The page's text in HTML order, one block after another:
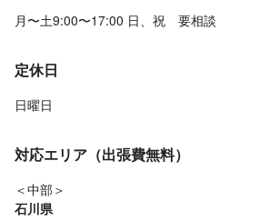
月〜土9:00〜17:00 日、祝 要相談
定休日
日曜日
対応エリア（出張費無料）
＜中部＞
石川県